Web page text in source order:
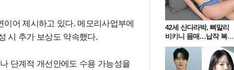
어 제시하고 있다. 메모리사업부에
시 추가 보상도 약속했다.
단계적 개선안에도 수용 가능성을
42세 산다라박, 뼈말리
비키니 몸매…납작 복부
에 깜짝